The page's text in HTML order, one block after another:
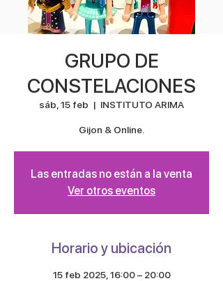
GRUPO DE
CONSTELACIONES
sáb, 15 feb
  |
INSTITUTO ARIMA
Gijon & Online.
Las entradas no están a la venta
Ver otros eventos
Horario y ubicación
15 feb 2025, 16:00 – 20:00